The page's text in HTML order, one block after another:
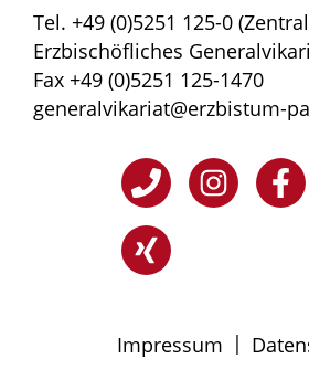
Tel. +49 (0)5251 125-0
Erzbischöfliches
Fax +49 (0)5251 125-1470
generalvikariat@erzbistum-
Impressum |